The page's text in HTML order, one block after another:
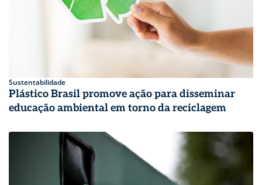
Sustentabilidade
Plástico Brasil promove ação para disseminar
educação ambiental em torno da reciclagem